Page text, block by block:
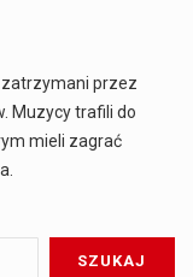
zatrzymani przez
Muzycy trafili do
mieli zagrać